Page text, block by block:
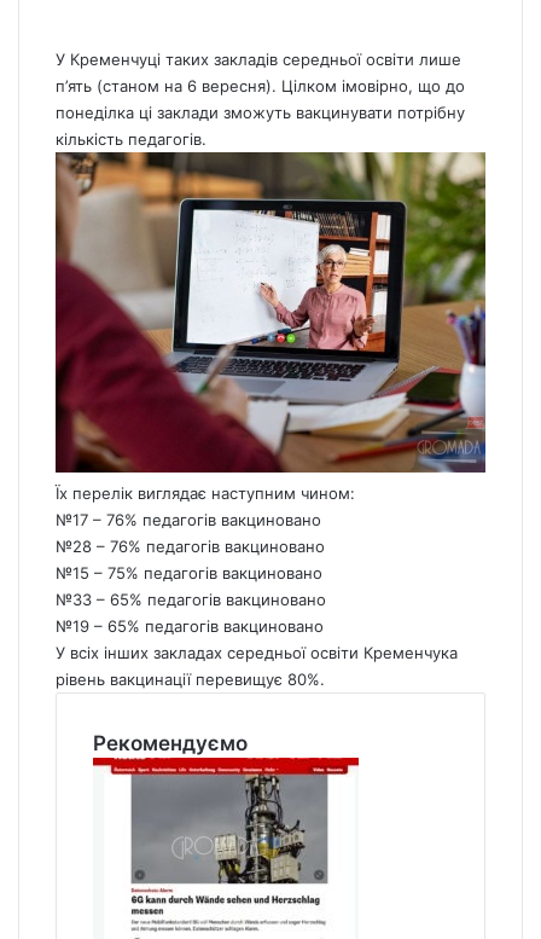
У Кременчуці таких закладів середньої освіти лише
п’ять (станом на 6 вересня). Цілком імовірно, що до
понеділка ці заклади зможуть вакцинувати потрібну
кількість педагогів.
Їх перелік виглядає наступним чином:
№17 – 76% педагогів вакциновано
№28 – 76% педагогів вакциновано
№15 – 75% педагогів вакциновано
№33 – 65% педагогів вакциновано
№19 – 65% педагогів вакциновано
У всіх інших закладах середньої освіти Кременчука
рівень вакцинації перевищує 80%.
Рекомендуємо